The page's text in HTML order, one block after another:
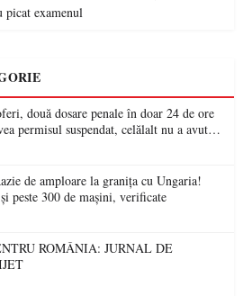
picat examenul
două dosare penale în doar 24 de ore
permisul suspendat, celălalt nu a avut
de amploare la granița cu Ungaria!
peste 300 de mașini, verificate
ROMÂNIA: JURNAL DE